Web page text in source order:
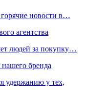
новости в…
агентства
людей за покупку…
бренда
удержанию у тех,